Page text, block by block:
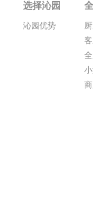
选择沁园
沁园优势